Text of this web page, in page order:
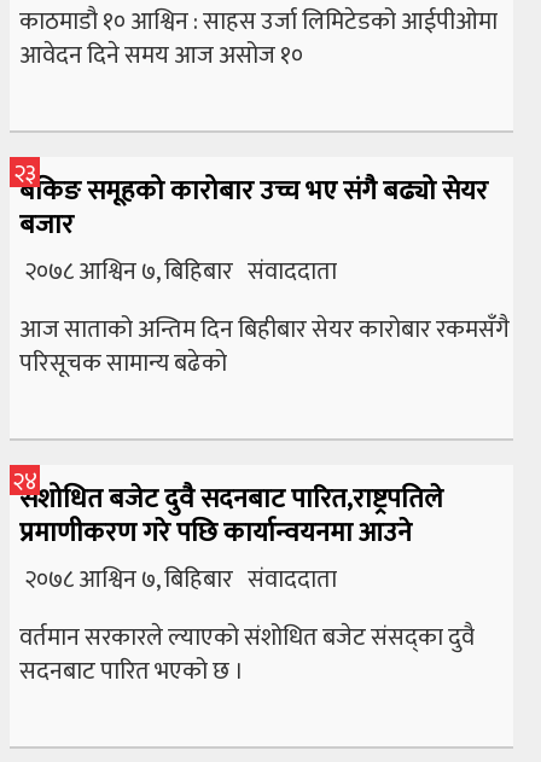
काठमाडौ १० आश्विन : साहस उर्जा लिमिटेडको आईपीओमा
आवेदन दिने समय आज असोज १०
२३
बैंकिङ समूहको कारोबार उच्च भए संगै बढ्यो सेयर
बजार
२०७८ आश्विन ७, बिहिबार संवाददाता
आज साताको अन्तिम दिन बिहीबार सेयर कारोबार रकमसँगै
परिसूचक सामान्य बढेको
२४
संशोधित बजेट दुवै सदनबाट पारित,राष्ट्रपतिले
प्रमाणीकरण गरे पछि कार्यान्वयनमा आउने
२०७८ आश्विन ७, बिहिबार संवाददाता
वर्तमान सरकारले ल्याएको संशोधित बजेट संसद्का दुवै
सदनबाट पारित भएको छ ।